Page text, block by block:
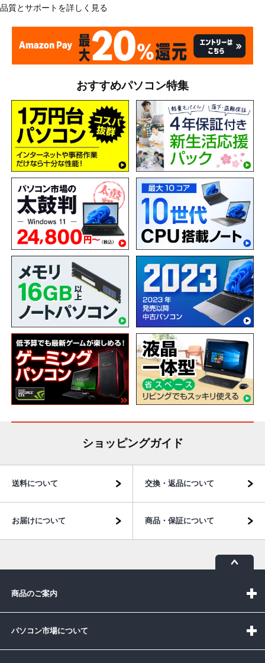
品質とサポートを詳しく見る
おすすめパソコン特集
ショッピングガイド
送料について 交換・返品について
お届けについて 商品・保証について
商品のご案内
パソコン市場について